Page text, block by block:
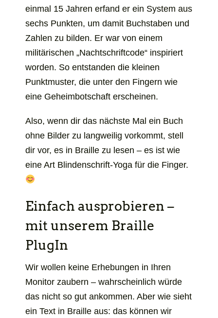
einmal 15 Jahren erfand er ein System aus
sechs Punkten, um damit Buchstaben und
Zahlen zu bilden. Er war von einem
militärischen „Nachtschriftcode“ inspiriert
worden. So entstanden die kleinen
Punktmuster, die unter den Fingern wie
eine Geheimbotschaft erscheinen.
Also, wenn dir das nächste Mal ein Buch
ohne Bilder zu langweilig vorkommt, stell
dir vor, es in Braille zu lesen – es ist wie
eine Art Blindenschrift-Yoga für die Finger.
Einfach ausprobieren –
mit unserem Braille
PlugIn
Wir wollen keine Erhebungen in Ihren
Monitor zaubern – wahrscheinlich würde
das nicht so gut ankommen. Aber wie sieht
ein Text in Braille aus: das können wir